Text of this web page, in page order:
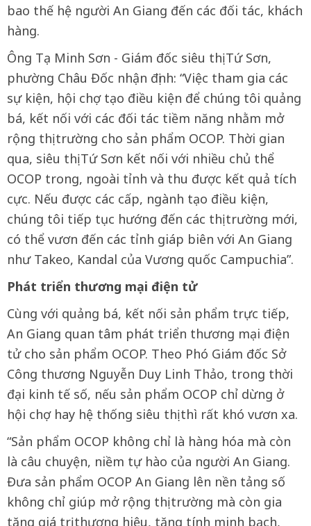
bao thế hệ người An Giang đến các đối tác, khách
hàng.
Ông Tạ Minh Sơn - Giám đốc siêu thị Tứ Sơn,
phường Châu Đốc nhận định: “Việc tham gia các
sự kiện, hội chợ tạo điều kiện để chúng tôi quảng
bá, kết nối với các đối tác tiềm năng nhằm mở
rộng thị trường cho sản phẩm OCOP. Thời gian
qua, siêu thị Tứ Sơn kết nối với nhiều chủ thể
OCOP trong, ngoài tỉnh và thu được kết quả tích
cực. Nếu được các cấp, ngành tạo điều kiện,
chúng tôi tiếp tục hướng đến các thị trường mới,
có thể vươn đến các tỉnh giáp biên với An Giang
như Takeo, Kandal của Vương quốc Campuchia”.
Phát triển thương mại điện tử
Cùng với quảng bá, kết nối sản phẩm trực tiếp,
An Giang quan tâm phát triển thương mại điện
tử cho sản phẩm OCOP. Theo Phó Giám đốc Sở
Công thương Nguyễn Duy Linh Thảo, trong thời
đại kinh tế số, nếu sản phẩm OCOP chỉ dừng ở
hội chợ hay hệ thống siêu thị thì rất khó vươn xa.
“Sản phẩm OCOP không chỉ là hàng hóa mà còn
là câu chuyện, niềm tự hào của người An Giang.
Đưa sản phẩm OCOP An Giang lên nền tảng số
không chỉ giúp mở rộng thị trường mà còn gia
tăng giá trị thương hiệu, tăng tính minh bạch,